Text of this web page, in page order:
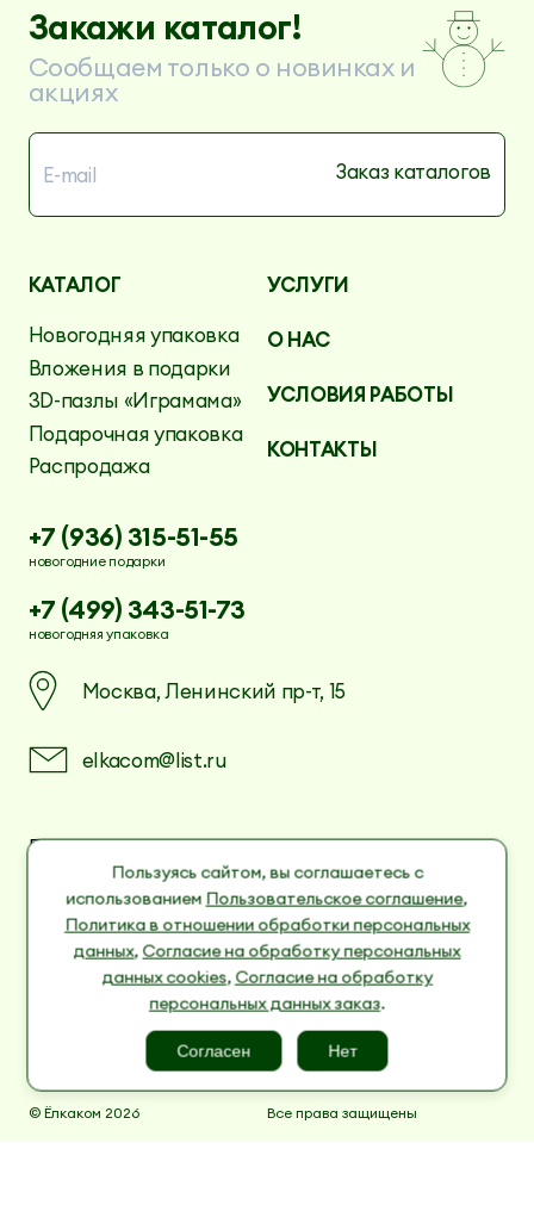
Пользуясь сайтом, вы соглашаетесь с
использованием Пользовательское соглашение,
Политика в отношении обработки персональных
данных,Согласие на обработку персональных
данных cookies,Согласие на обработку
персональных данных заказ.
Согласен Нет
Закажи каталог!
Сообщаем только о новинках и
акциях
КАТАЛОГ
Новогодняя упаковка
Вложения в подарки
3D-пазлы «Играмама»
Подарочная упаковка
Распродажа
УСЛУГИ
О НАС
УСЛОВИЯ РАБОТЫ
КОНТАКТЫ
+7 (936) 315-51-55
новогодние подарки
+7 (499) 343-51-73
новогодняя упаковка
Москва, Ленинский пр-т, 15
elkacom@list.ru
Пользовательское соглашение
Политика в отношении обработки
персональных данных
Согласие на обработку персональных данных
cookies
Согласие на обработку персональных данных
© Ёлкаком 2026 Все права защищены